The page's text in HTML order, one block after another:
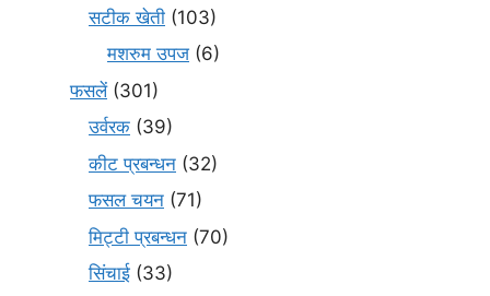
सटीक खेती (103)
मशरुम उपज (6)
फसलें(301)
उर्वरक (39)
कीट प्रबन्धन (32)
फसल चयन (71)
मि‌ट्टी प्रबन्धन (70)
सिंचाई (33)